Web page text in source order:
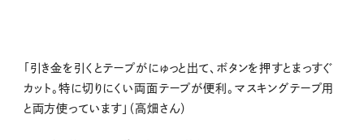
「引き金を引くとテープがにゅっと出て、ボタンを押すとまっすぐ
カット。特に切りにくい両面テープが便利。マスキングテープ用
と両方使っています」（高畑さん）